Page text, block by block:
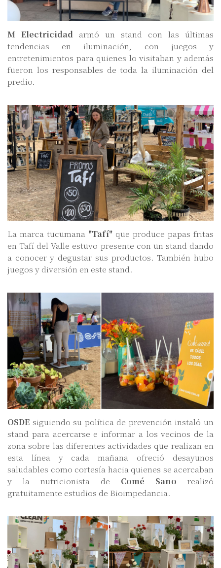
M Electricidad armó un stand con las últimas
tendencias en iluminación, con juegos y
entretenimientos para quienes lo visitaban y además
fueron los responsables de toda la iluminación del
predio.
La marca tucumana "Tafí" que produce papas fritas
en Tafí del Valle estuvo presente con un stand dando
a conocer y degustar sus productos. También hubo
juegos y diversión en este stand.
OSDE siguiendo su política de prevención instaló un
stand para acercarse e informar a los vecinos de la
zona sobre las diferentes actividades que realizan en
esta línea y cada mañana ofreció desayunos
saludables como cortesía hacia quienes se acercaban
y la nutricionista de Comé Sano realizó
gratuitamente estudios de Bioimpedancia.